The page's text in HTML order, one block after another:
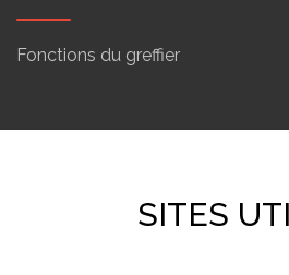
Fonctions du greffier
SITES